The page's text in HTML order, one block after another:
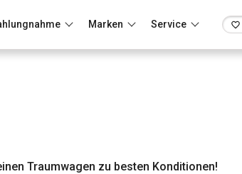
Marken Service
Traumwagen zu besten Konditionen!